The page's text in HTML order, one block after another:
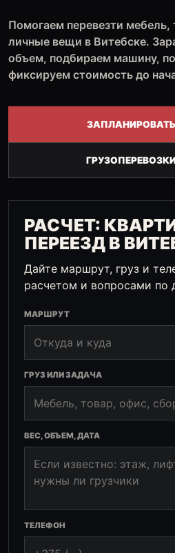
Помогаем перевезти мебель,
личные вещи в Витебске.
объем, подбираем машину,
фиксируем стоимость до
РАСЧЕТ:
ПЕРЕЕЗД В
Дайте маршрут, груз и
расчетом и вопросами по
МАРШРУТ
ГРУЗ ИЛИ ЗАДАЧА
ВЕС, ОБЪЕМ, ДАТА
ТЕЛЕФОН